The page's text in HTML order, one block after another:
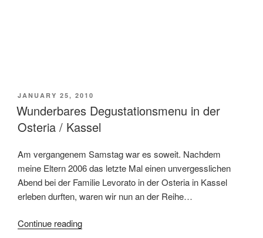
POSTED
ON
JANUARY 25, 2010
Wunderbares Degustationsmenu in der
Osteria / Kassel
Am vergangenem Samstag war es soweit. Nachdem
meine Eltern 2006 das letzte Mal einen unvergesslichen
Abend bei der Familie Levorato in der Osteria in Kassel
erleben durften, waren wir nun an der Reihe…
Continue reading